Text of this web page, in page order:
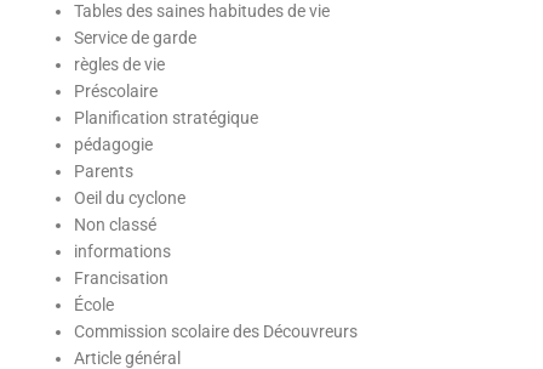
Tables des saines habitudes de vie
Service de garde
règles de vie
Préscolaire
Planification stratégique
pédagogie
Parents
Oeil du cyclone
Non classé
informations
Francisation
École
Commission scolaire des Découvreurs
Article général